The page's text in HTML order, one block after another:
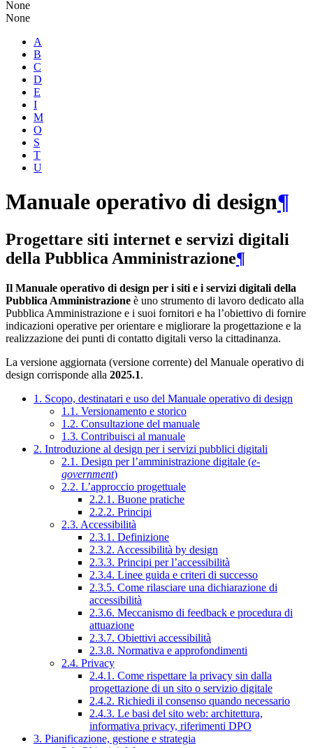
None
None
A
B
C
D
E
I
M
O
S
T
U
Manuale operativo di design¶
Progettare siti internet e servizi digitali
della Pubblica Amministrazione¶
Il Manuale operativo di design per i siti e i servizi digitali della
Pubblica Amministrazione è uno strumento di lavoro dedicato alla
Pubblica Amministrazione e i suoi fornitori e ha l’obiettivo di fornire
indicazioni operative per orientare e migliorare la progettazione e la
realizzazione dei punti di contatto digitali verso la cittadinanza.
La versione aggiornata (versione corrente) del Manuale operativo di
design corrisponde alla 2025.1.
1. Scopo, destinatari e uso del Manuale operativo di design
1.1. Versionamento e storico
1.2. Consultazione del manuale
1.3. Contribuisci al manuale
2. Introduzione al design per i servizi pubblici digitali
2.1. Design per l’amministrazione digitale (e-
government)
2.2. L’approccio progettuale
2.2.1. Buone pratiche
2.2.2. Principi
2.3. Accessibilità
2.3.1. Definizione
2.3.2. Accessibilità by design
2.3.3. Principi per l’accessibilità
2.3.4. Linee guida e criteri di successo
2.3.5. Come rilasciare una dichiarazione di
accessibilità
2.3.6. Meccanismo di feedback e procedura di
attuazione
2.3.7. Obiettivi accessibilità
2.3.8. Normativa e approfondimenti
2.4. Privacy
2.4.1. Come rispettare la privacy sin dalla
progettazione di un sito o servizio digitale
2.4.2. Richiedi il consenso quando necessario
2.4.3. Le basi del sito web: architettura,
informativa privacy, riferimenti DPO
3. Pianificazione, gestione e strategia